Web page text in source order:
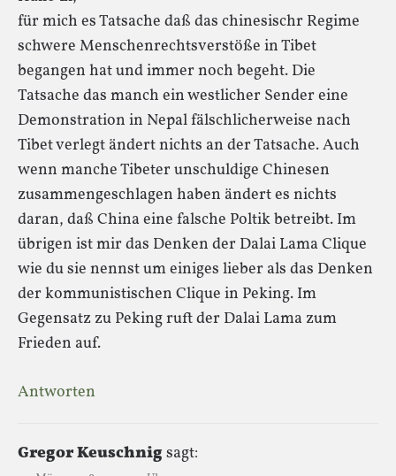
für mich es Tatsache daß das chinesischr Regime
schwere Menschenrechtsverstöße in Tibet
begangen hat und immer noch begeht. Die
Tatsache das manch ein westlicher Sender eine
Demonstration in Nepal fälschlicherweise nach
Tibet verlegt ändert nichts an der Tatsache. Auch
wenn manche Tibeter unschuldige Chinesen
zusammengeschlagen haben ändert es nichts
daran, daß China eine falsche Poltik betreibt. Im
übrigen ist mir das Denken der Dalai Lama Clique
wie du sie nennst um einiges lieber als das Denken
der kommunistischen Clique in Peking. Im
Gegensatz zu Peking ruft der Dalai Lama zum
Frieden auf.
Antworten
Gregor Keuschnigsagt: